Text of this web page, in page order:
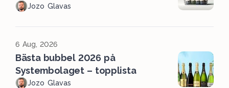
Jozo Glavas
6 Aug, 2026
Bästa bubbel 2026 på
Systembolaget – topplista
Jozo Glavas